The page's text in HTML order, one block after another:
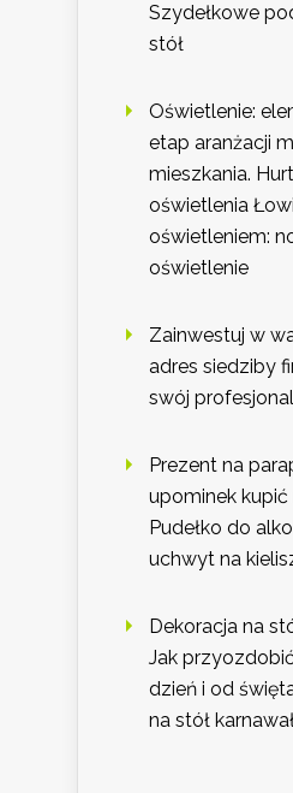
Szydełkowe
stół
Oświetlenie:
etap aranżacji
mieszkania.
oświetlenia
oświetleniem:
oświetlenie
Zainwestuj w
adres siedziby
swój
Prezent na
upominek
Pudełko do
uchwyt na
Dekoracja na
Jak
dzień i od
na stół